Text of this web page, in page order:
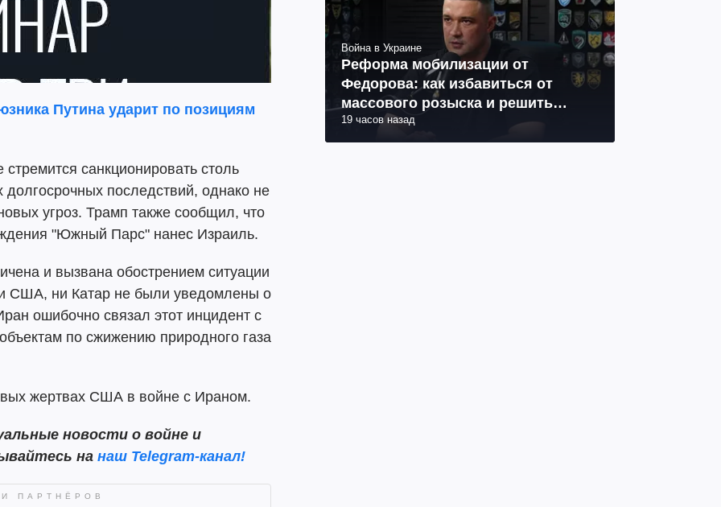
Путина ударит по позициям
санкционировать столь
последствий, однако не
угроз. Трамп также сообщил, что
"Южный Парс" нанес Израиль.
и вызвана обострением ситуации
США, ни Катар не были уведомлены о
ошибочно связал этот инцидент с
по сжижению природного газа
жертвах США в войне с Ираном.
новости о войне и
на наш Telegram-канал!
Война в Украине
Реформа мобилизации от
Федорова: как избавиться от
массового розыска и решить
проблему СОЧ
19 часов назад